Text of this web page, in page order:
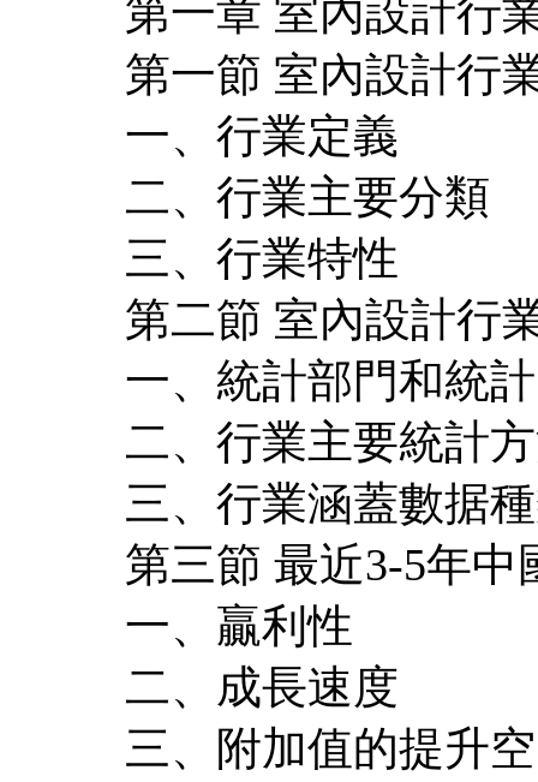
第一章 室內設計行
第一節 室內設計行
一、行業定義
二、行業主要分類
三、行業特性
第二節 室內設計行
一、統計部門和統
二、行業主要統計
三、行業涵蓋數据
第三節 最近3-5年
一、贏利性
二、成長速度
三、附加值的提升